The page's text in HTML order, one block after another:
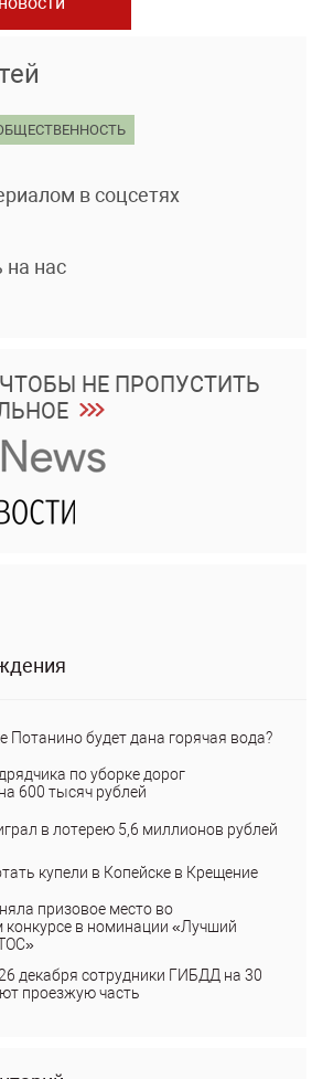
в соцсетях
на нас
НЕ ПРОПУСТИТЬ
Потанино будет дана горячая вода?
по уборке дорог
600 тысяч рублей
в лотерею 5,6 миллионов рублей
купели в Копейске в Крещение
призовое место во
конкурсе в номинации «Лучший
декабря сотрудники ГИБДД на 30
проезжую часть